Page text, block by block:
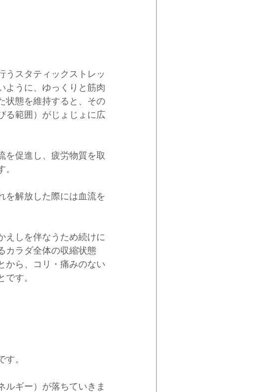
うスタティックストレッ
ように、ゆっくりと筋肉
状態を維持すると、その
る範囲）がじょじょに広
を促進し、疲労物質を取
を解放した際には血流を
えしを伴なうため続けに
カラダ全体の収縮状態
から、コリ・痛みのない
す。
。
ルギー）が落ちていきま